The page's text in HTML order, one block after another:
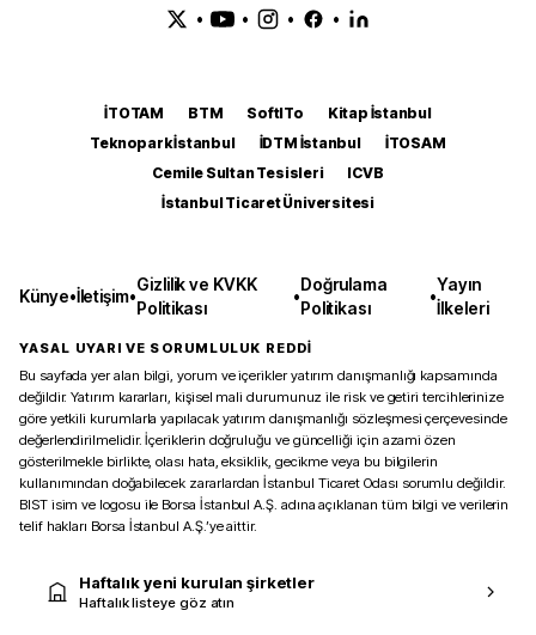
• • • •
İTOTAM BTM SoftITo
Kitap İstanbul
Teknopark İstanbul
İDTM İstanbul
İTOSAM
Cemile Sultan Tesisleri
ICVB
İstanbul Ticaret Üniversitesi
Künye•İletişim•
Gizlilik ve KVKK
Politikası
•
Doğrulama
Politikası
•
Yayın
İlkeleri
YASAL UYARI VE SORUMLULUK REDDİ
Bu sayfada yer alan bilgi, yorum ve içerikler yatırım danışmanlığı kapsamında
değildir. Yatırım kararları, kişisel mali durumunuz ile risk ve getiri tercihlerinize
göre yetkili kurumlarla yapılacak yatırım danışmanlığı sözleşmesi çerçevesinde
değerlendirilmelidir. İçeriklerin doğruluğu ve güncelliği için azami özen
gösterilmekle birlikte, olası hata, eksiklik, gecikme veya bu bilgilerin
kullanımından doğabilecek zararlardan İstanbul Ticaret Odası sorumlu değildir.
BIST isim ve logosu ile Borsa İstanbul A.Ş. adına açıklanan tüm bilgi ve verilerin
telif hakları Borsa İstanbul A.Ş.’ye aittir.
Haftalık yeni kurulan şirketler
Haftalık listeye göz atın